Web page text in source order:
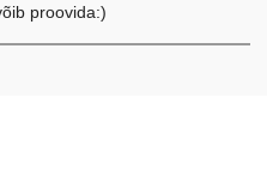
proovida:)